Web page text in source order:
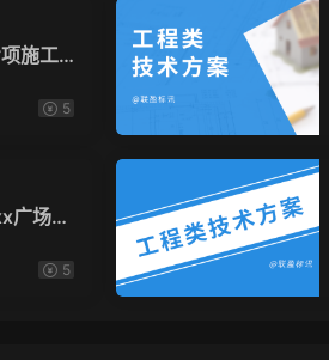
施工
5
广场项
5